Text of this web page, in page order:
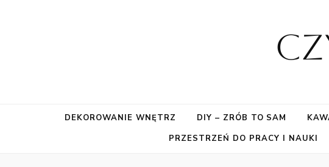
DEKOROWANIE WNĘTRZ DIY – ZRÓB TO SAM
PRZESTRZEŃ DO PRACY I NAUKI